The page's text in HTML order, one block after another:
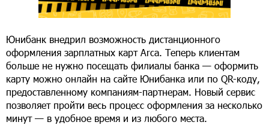
Юнибанк внедрил возможность дистанционного
оформления зарплатных карт Arca. Теперь клиентам
больше не нужно посещать филиалы банка — оформить
карту можно онлайн на сайте Юнибанка или по QR-коду,
предоставленному компаниям-партнерам. Новый сервис
позволяет пройти весь процесс оформления за несколько
минут — в удобное время и из любого места.